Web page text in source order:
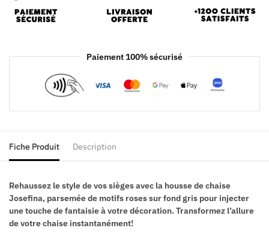
Paiement 100% sécurisé
Fiche Produit Description
Rehaussez le style de vos sièges avec la housse de chaise
Josefina, parsemée de motifs roses sur fond gris pour injecter
une touche de fantaisie à votre décoration. Transformez l’allure
de votre chaise instantanément!